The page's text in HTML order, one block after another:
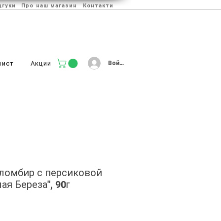
Про наш магазин Контакти
Акции Войти
с персиковой
Береза", 90г